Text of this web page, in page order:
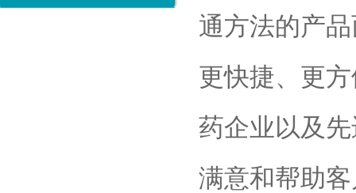
通方法的产
更快捷、更
药企业以及
满意和帮助